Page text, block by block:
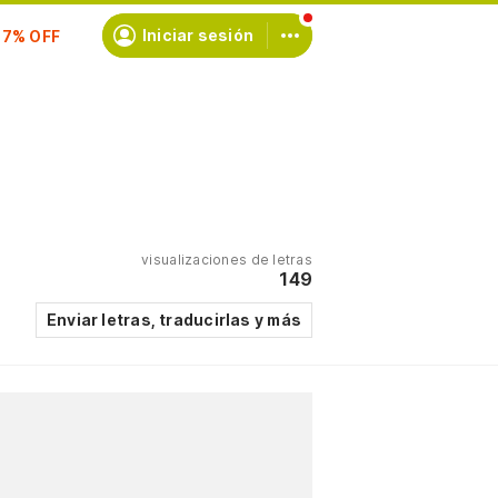
Iniciar sesión
visualizaciones de letras
149
Enviar letras, traducirlas y más